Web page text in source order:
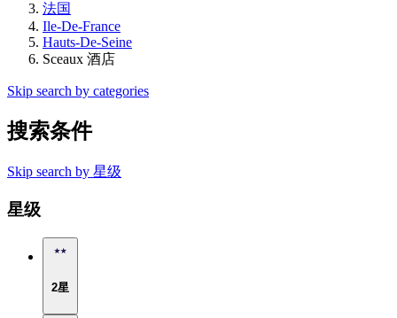
法国
Ile-De-France
Hauts-De-Seine
Sceaux 酒店
Skip search by categories
搜索条件
Skip search by 星级
星级
2星